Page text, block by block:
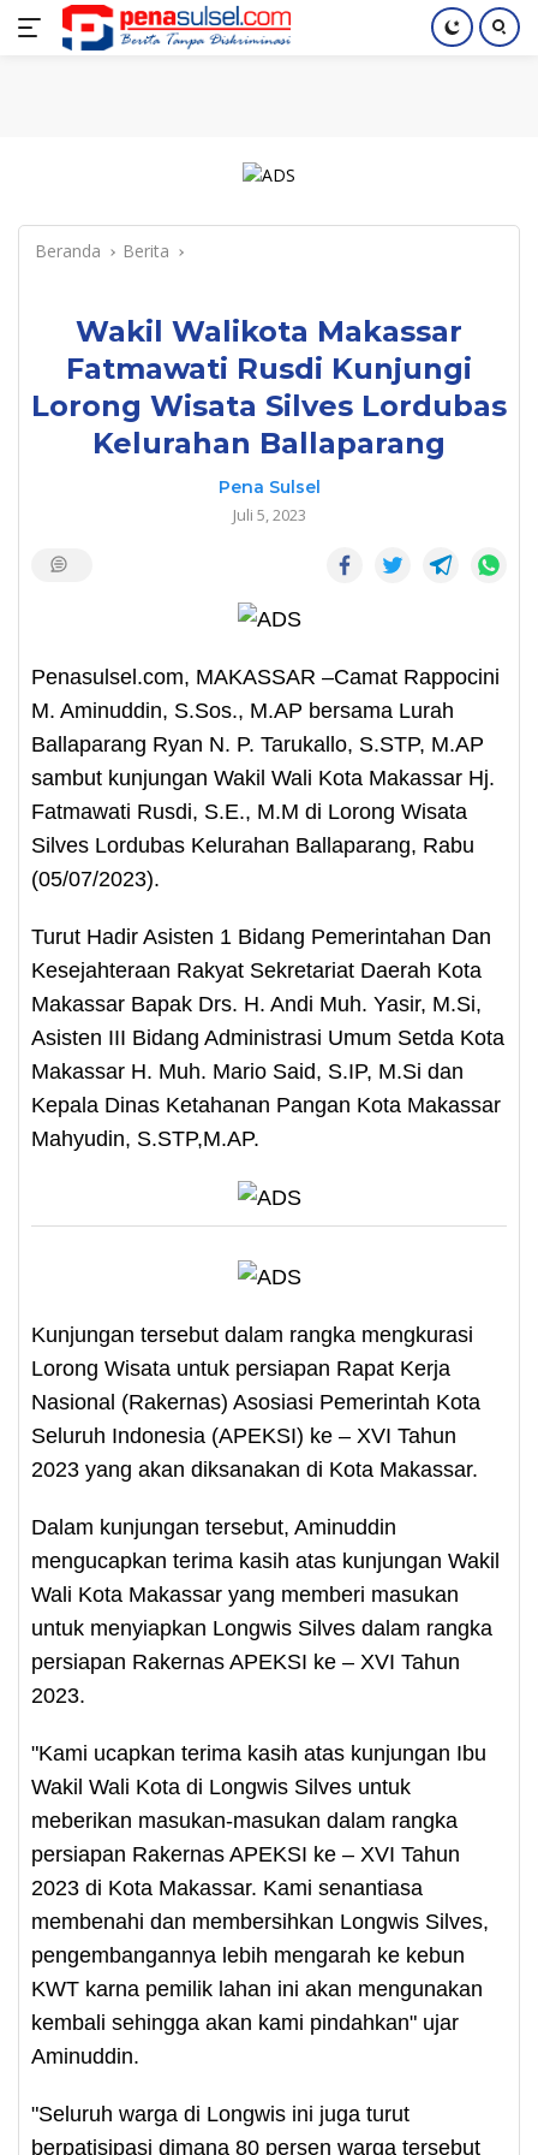
Langsung
Home Nasional Pendidikan Index
Beranda Berita
Wakil Walikota Makassar
Fatmawati Rusdi Kunjungi
Lorong Wisata Silves Lordubas
Kelurahan Ballaparang
Pena Sulsel
Juli 5, 2023
Penasulsel.com, MAKASSAR –Camat Rappocini
M. Aminuddin, S.Sos., M.AP bersama Lurah
Ballaparang Ryan N. P. Tarukallo, S.STP, M.AP
sambut kunjungan Wakil Wali Kota Makassar Hj.
Fatmawati Rusdi, S.E., M.M di Lorong Wisata
Silves Lordubas Kelurahan Ballaparang, Rabu
(05/07/2023).
Turut Hadir Asisten 1 Bidang Pemerintahan Dan
Kesejahteraan Rakyat Sekretariat Daerah Kota
Makassar Bapak Drs. H. Andi Muh. Yasir, M.Si,
Asisten III Bidang Administrasi Umum Setda Kota
Makassar H. Muh. Mario Said, S.IP, M.Si dan
Kepala Dinas Ketahanan Pangan Kota Makassar
Mahyudin, S.STP,M.AP.
Kunjungan tersebut dalam rangka mengkurasi
Lorong Wisata untuk persiapan Rapat Kerja
Nasional (Rakernas) Asosiasi Pemerintah Kota
Seluruh Indonesia (APEKSI) ke – XVI Tahun
2023 yang akan diksanakan di Kota Makassar.
Dalam kunjungan tersebut, Aminuddin
mengucapkan terima kasih atas kunjungan Wakil
Wali Kota Makassar yang memberi masukan
untuk menyiapkan Longwis Silves dalam rangka
persiapan Rakernas APEKSI ke – XVI Tahun
2023.
"Kami ucapkan terima kasih atas kunjungan Ibu
Wakil Wali Kota di Longwis Silves untuk
meberikan masukan-masukan dalam rangka
persiapan Rakernas APEKSI ke – XVI Tahun
2023 di Kota Makassar. Kami senantiasa
membenahi dan membersihkan Longwis Silves,
pengembangannya lebih mengarah ke kebun
KWT karna pemilik lahan ini akan mengunakan
kembali sehingga akan kami pindahkan" ujar
Aminuddin.
"Seluruh warga di Longwis ini juga turut
berpatisipasi dimana 80 persen warga tersebut